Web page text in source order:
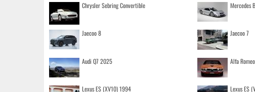
Chrysler Sebring Convertible Mercedes
Jaecoo 8 Jaecoo 7
Audi Q7 2025 Alfa
Lexus ES (XV10) 1994 Lexus ES